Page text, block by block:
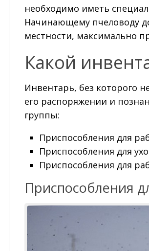
необходимо иметь
Начинающему пчеловоду
местности, максимально
Какой
Инвентарь, без которого
его распоряжении и
группы:
Приспособления для
Приспособления для
Приспособления для
Приспособления